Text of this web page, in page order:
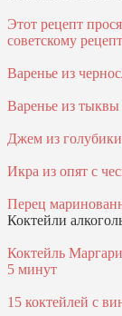
Этот рецепт
советскому
Варенье из
Варенье из
Джем из голубики
Икра из опят с
Перец
Коктейли
Коктейль
5 минут
15 коктейлей с